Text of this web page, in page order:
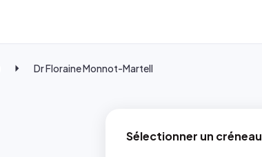
Dr Floraine Monnot-Martell
Sélectionner un créneau